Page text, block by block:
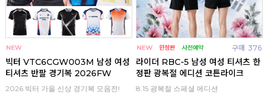
빅터 VTC6CGW003M 남성 여성
티셔츠 반팔 경기복 2026FW
2026 빅터 가을 신상 경기복 모음전!
구매 376
라이더 RBC-5 남성 여성 티셔츠 한
정판 광복절 에디션 코튼라이크
8.15 광복절 스페셜 에디션